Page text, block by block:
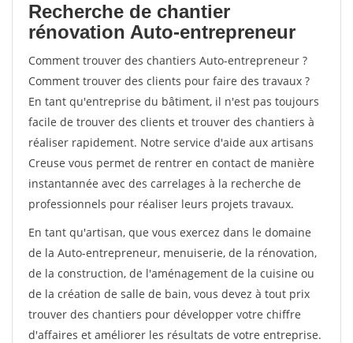
Recherche de chantier
rénovation Auto-entrepreneur
Comment trouver des chantiers Auto-entrepreneur ?
Comment trouver des clients pour faire des travaux ?
En tant qu'entreprise du bâtiment, il n'est pas toujours
facile de trouver des clients et trouver des chantiers à
réaliser rapidement. Notre service d'aide aux artisans
Creuse vous permet de rentrer en contact de manière
instantannée avec des carrelages à la recherche de
professionnels pour réaliser leurs projets travaux.
En tant qu'artisan, que vous exercez dans le domaine
de la Auto-entrepreneur, menuiserie, de la rénovation,
de la construction, de l'aménagement de la cuisine ou
de la création de salle de bain, vous devez à tout prix
trouver des chantiers pour développer votre chiffre
d'affaires et améliorer les résultats de votre entreprise.